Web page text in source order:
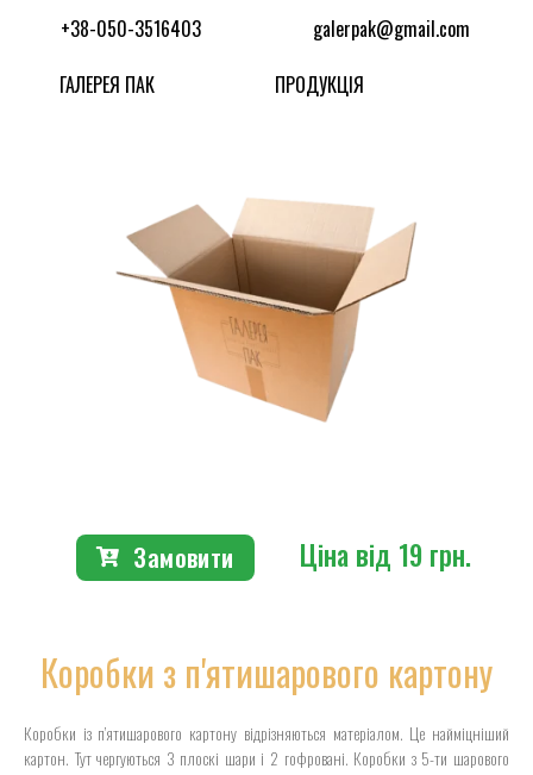
+38-050-3516403
galerpak@gmail.com
ГАЛЕРЕЯ ПАК
ПРОДУКЦІЯ
Замовити Ціна від 19 грн.
Коробки з п'ятишарового картону
Коробки із п’ятишарового картону відрізняються матеріалом. Це найміцніший
картон. Тут чергуються 3 плоскі шари і 2 гофровані. Коробки з 5-ти шарового